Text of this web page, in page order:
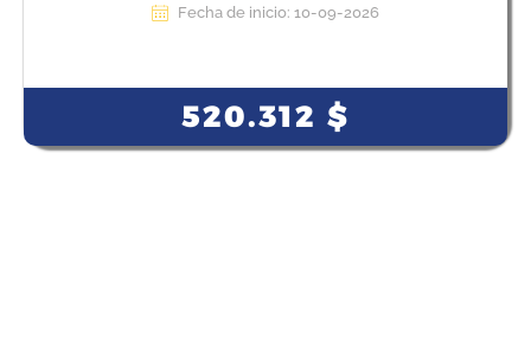
Fecha de inicio: 10-09-2026
520.312$